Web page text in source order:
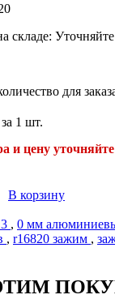
складе:
для
1 шт.
и цену
В корзину
, 0 мм
, r16820 зажим ,